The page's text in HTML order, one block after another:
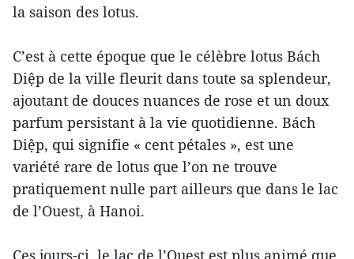
la saison des lotus.
C’est à cette époque que le célèbre lotus Bách
Diệp de la ville fleurit dans toute sa splendeur,
ajoutant de douces nuances de rose et un doux
parfum persistant à la vie quotidienne. Bách
Diệp, qui signifie « cent pétales », est une
variété rare de lotus que l’on ne trouve
pratiquement nulle part ailleurs que dans le lac
de l’Ouest, à Hanoi.
Ces jours-ci, le lac de l’Ouest est plus animé que